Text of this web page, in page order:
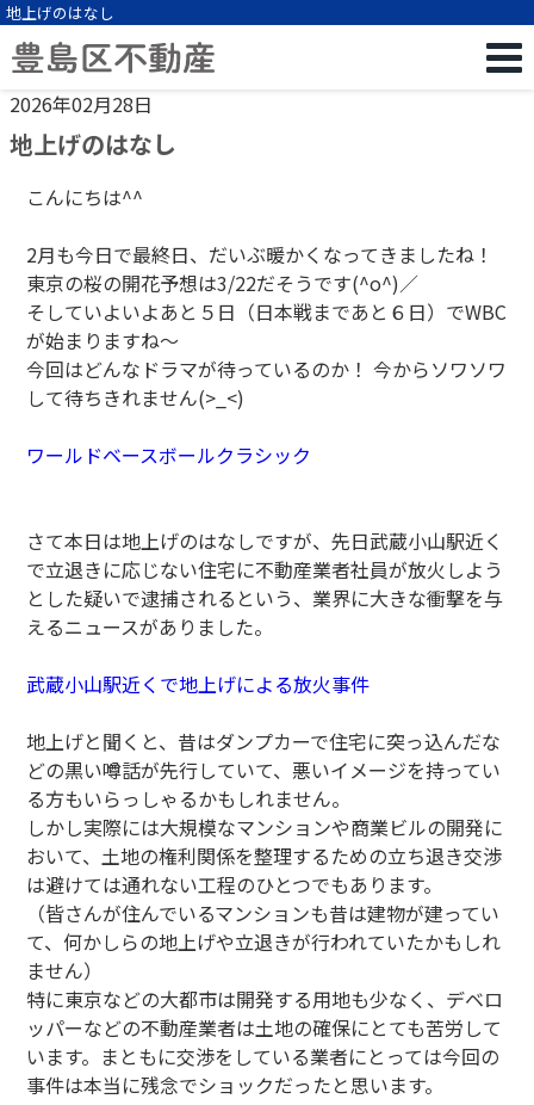
地上げのはなし
2026年02月28日
地上げのはなし
こんにちは^^
2月も今日で最終日、だいぶ暖かくなってきましたね！
東京の桜の開花予想は3/22だそうです(^o^)／
そしていよいよあと５日（日本戦まであと６日）でWBC
が始まりますね～
今回はどんなドラマが待っているのか！ 今からソワソワ
して待ちきれません(>_<)
ワールドベースボールクラシック
さて本日は地上げのはなしですが、先日武蔵小山駅近く
で立退きに応じない住宅に不動産業者社員が放火しよう
とした疑いで逮捕されるという、業界に大きな衝撃を与
えるニュースがありました。
武蔵小山駅近くで地上げによる放火事件
地上げと聞くと、昔はダンプカーで住宅に突っ込んだな
どの黒い噂話が先行していて、悪いイメージを持ってい
る方もいらっしゃるかもしれません。
しかし実際には大規模なマンションや商業ビルの開発に
おいて、土地の権利関係を整理するための立ち退き交渉
は避けては通れない工程のひとつでもあります。
（皆さんが住んでいるマンションも昔は建物が建ってい
て、何かしらの地上げや立退きが行われていたかもしれ
ません）
特に東京などの大都市は開発する用地も少なく、デベロ
ッパーなどの不動産業者は土地の確保にとても苦労して
います。まともに交渉をしている業者にとっては今回の
事件は本当に残念でショックだったと思います。